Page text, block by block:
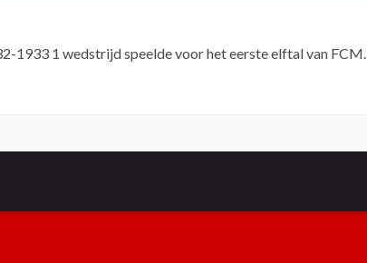
1933 1 wedstrijd speelde voor het eerste elftal van FCM.